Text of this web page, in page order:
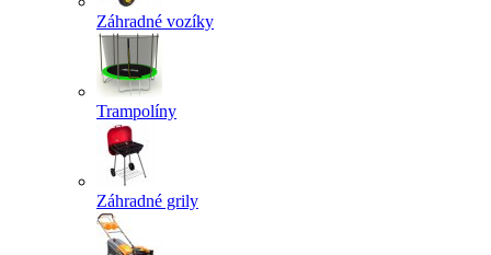
Záhradné vozíky
Trampolíny
Záhradné grily